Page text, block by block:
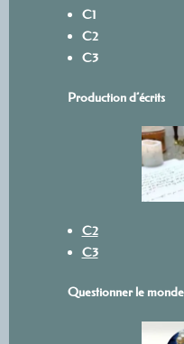
C1
C2
C3
Production d’écrits
C2
C3
Questionner le monde